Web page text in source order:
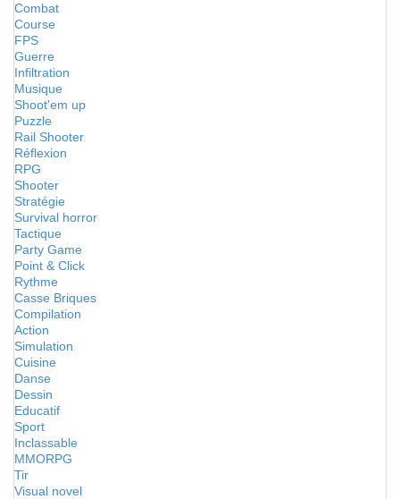
Combat
Course
FPS
Guerre
Infiltration
Musique
Shoot'em up
Puzzle
Rail Shooter
Réflexion
RPG
Shooter
Stratégie
Survival horror
Tactique
Party Game
Point & Click
Rythme
Casse Briques
Compilation
Action
Simulation
Cuisine
Danse
Dessin
Educatif
Sport
Inclassable
MMORPG
Tir
Visual novel